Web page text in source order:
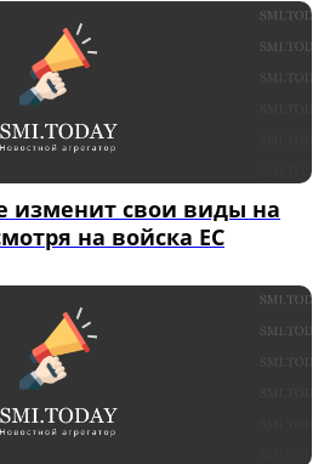
изменит свои виды на
на войска ЕС